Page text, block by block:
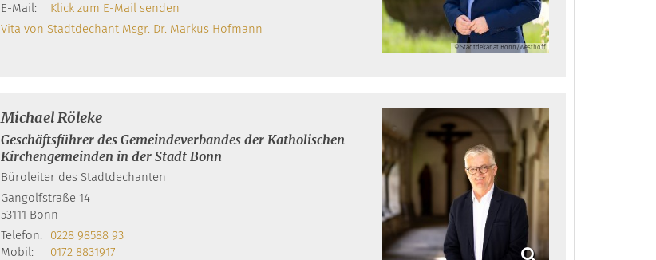
© Stadtdekanat Bonn/Westhoff
E-Mail:
Klick zum E-Mail senden
Vita von Stadtdechant Msgr. Dr. Markus Hofmann
Michael Röleke
Geschäftsführer des Gemeindeverbandes der Katholischen
Kirchengemeinden in der Stadt Bonn
Büroleiter des Stadtdechanten
Gangolfstraße 14
53111 Bonn
Telefon:
0228 98588 93
Mobil:
0172 8831917